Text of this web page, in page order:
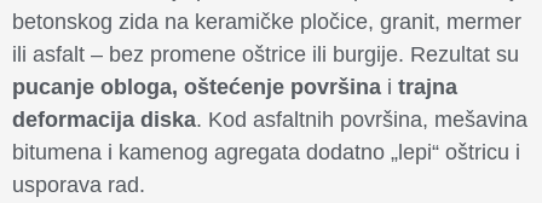
betonskog zida na keramičke pločice, granit, mermer
ili asfalt – bez promene oštrice ili burgije. Rezultat su
pucanje obloga, oštećenje površina i trajna
deformacija diska. Kod asfaltnih površina, mešavina
bitumena i kamenog agregata dodatno „lepi“ oštricu i
usporava rad.